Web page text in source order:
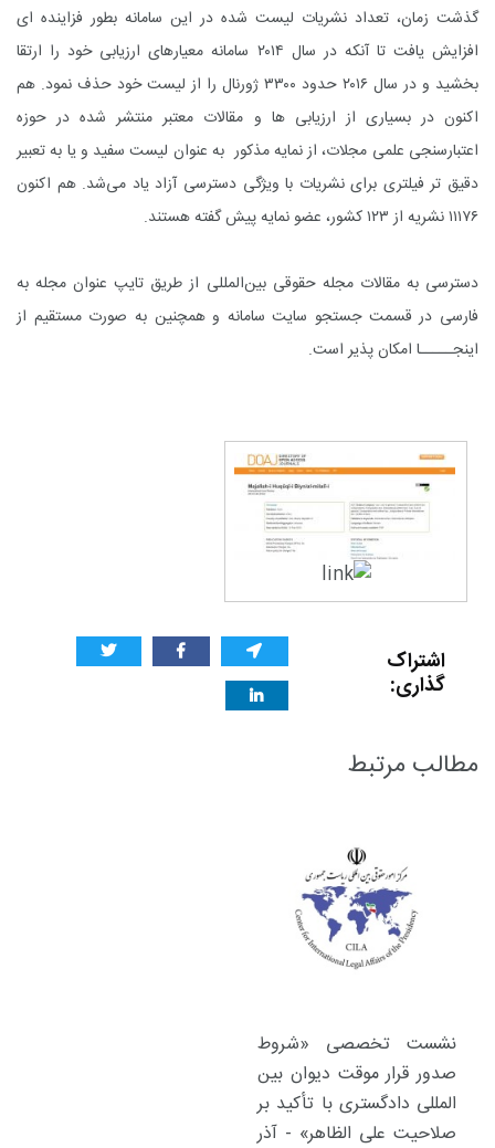
گذشت زمان، تعداد نشریات لیست شده در این سامانه بطور فزاینده ای
افزایش یافت تا آنکه
در سال ۲۰۱۴ سامانه معیارهای ارزیابی خود را ارتقا
بخشید و در سال ۲۰۱۶ حدود ۳۳۰۰ ژورنال را از لیست خود حذف نمود. هم
اکنون در بسیاری از ارزیابی ها و مقالات معتبر منتشر شده در حوزه
اعتبارسنجی علمی مجلات، از نمایه مذکور به عنوان لیست سفید و یا به تعبیر
دقیق تر فیلتری برای نشریات با ویژگی دسترسی آزاد یاد می‌شد. هم اکنون
۱۱۱۷۶ نشریه از ۱۲۳ کشور، عضو نمایه
پیش گفتههستند.
دسترسی به مقالات مجله حقوقی بینالمللی از طریق تایپ عنوان مجله به
فارسی در قسمت جستجو سایت سامانه و همچنین به صورت مستقیم از
اینجـــــا امکان پذیر است.
اشتراک
گذاری:
مطالب مرتبط
نشست تخصصی «شروط
صدور قرار موقت دیوان بین
المللی دادگستری با تأکید بر
صلاحیت علی الظاهر» - آذر